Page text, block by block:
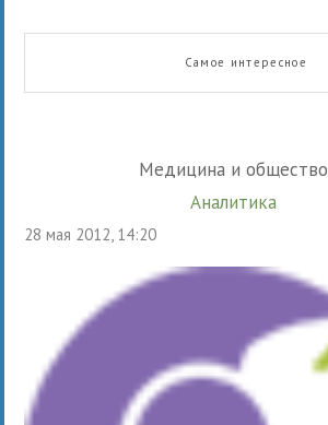
Самое интересное
Медицина и общество
Аналитика
28 мая 2012, 14:20